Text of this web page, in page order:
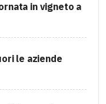
in vigneto a
le aziende